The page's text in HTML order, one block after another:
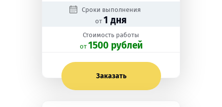
Сроки выполнения
от 1 дня
Стоимость работы
oт 1500 рублей
Заказать